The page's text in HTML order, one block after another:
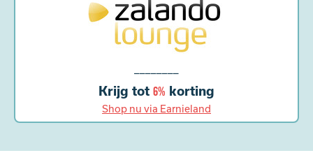
Krijg tot 6% korting
Shop nu via Earnieland